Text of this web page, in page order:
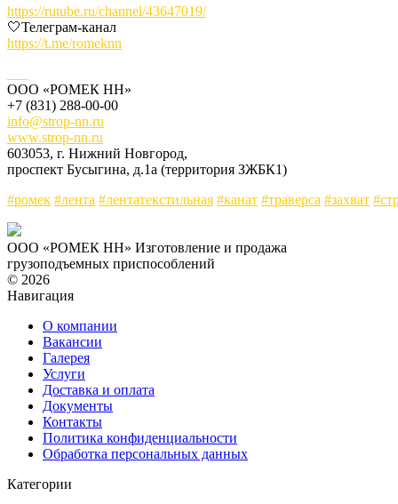
https://rutube.ru/channel/43647019/
🤍Телеграм-канал
https://t.me/romeknn
ООО «РОМЕК НН»
+7 (831) 288-00-00
info@strop-nn.ru
www.strop-nn.ru
603053, г. Нижний Новгород,
проспект Бусыгина, д.1а (территория ЗЖБК1)
#ромек #лента #лентатекстильная #канат #траверса #захват
ООО «РОМЕК НН» Изготовление и продажа
грузоподъемных приспособлений
© 2026
Навигация
О компании
Вакансии
Галерея
Услуги
Доставка и оплата
Документы
Контакты
Политика конфиденциальности
Обработка персональных данных
Категории